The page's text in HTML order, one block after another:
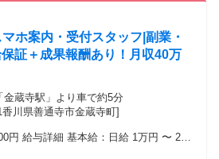
ず、 何かしらの営業経験をお持ちの方
験問わず活躍いただけます！" ★稼ぎ
かしたい！ ★正当に評価してもらって
活水準を上げたい！ ★高価な欲しいも
ホ案内・受付スタッフ|副業・
証＋成果報酬あり！月収40万
蔵寺駅」より車で約5分
川県善通寺市金蔵寺町]
円 給与詳細 基本給：日給 1万円 〜 2万